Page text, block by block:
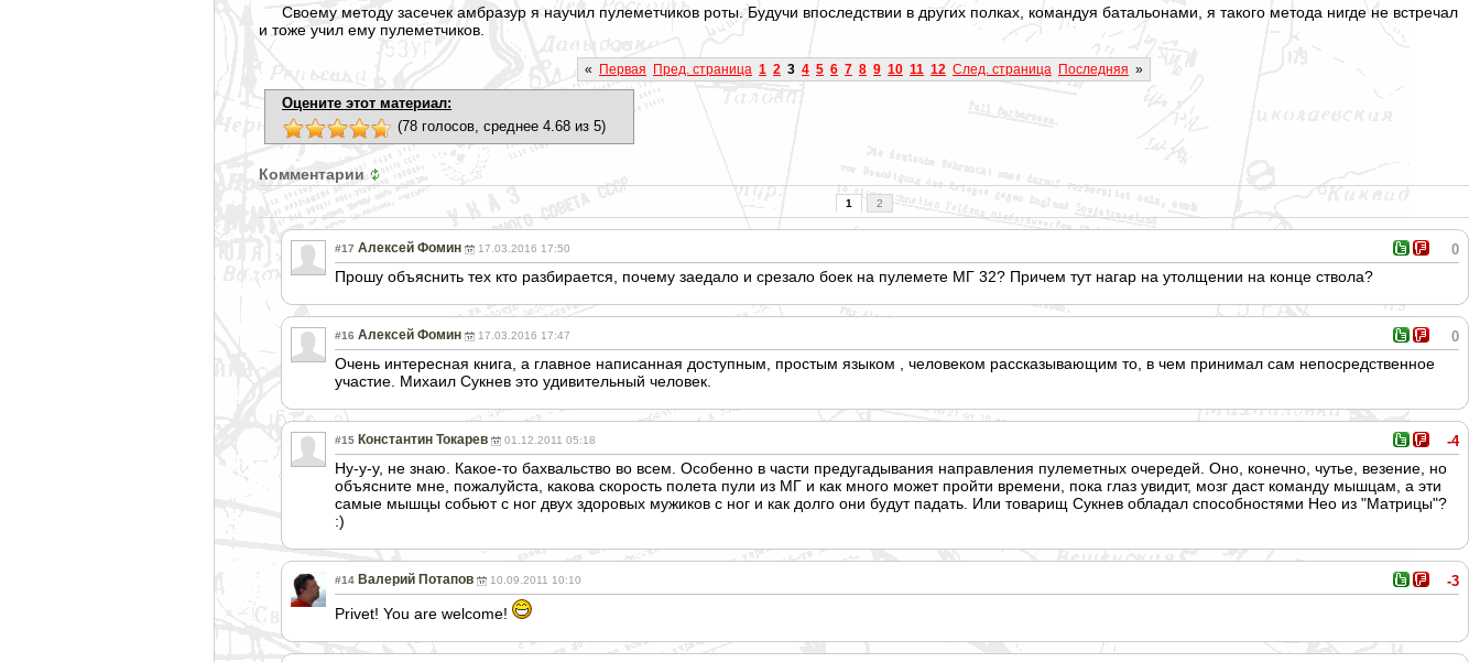
Своему методу засечек амбразур я научил пулеметчиков роты. Будучи впоследствии в других полках, командуя батальонами, я такого метода нигде не встречал
и тоже учил ему пулеметчиков.
« Первая Пред. страница 1 2 3 4 5 6 7 8 9 10 11 12 След. страница Последняя »
Оцените этот материал:
(78 голосов, среднее 4.68 из 5)
Комментарии
1 2
0
#17 Алексей Фомин 17.03.2016 17:50
Прошу объяснить тех кто разбирается, почему заедало и срезало боек на пулемете МГ 32? Причем тут нагар на утолщении на конце ствола?
0
#16 Алексей Фомин 17.03.2016 17:47
Очень интересная книга, а главное написанная доступным, простым языком , человеком рассказывающим то, в чем принимал сам непосредственное
участие. Михаил Сукнев это удивительный человек.
-4
#15 Константин Токарев 01.12.2011 05:18
Ну-у-у, не знаю. Какое-то бахвальство во всем. Особенно в части предугадывания направления пулеметных очередей. Оно, конечно, чутье, везение, но
объясните мне, пожалуйста, какова скорость полета пули из МГ и как много может пройти времени, пока глаз увидит, мозг даст команду мышцам, а эти
самые мышцы собьют с ног двух здоровых мужиков с ног и как долго они будут падать. Или товарищ Сукнев обладал способностями Нео из "Матрицы"?
:)
-3
#14 Валерий Потапов 10.09.2011 10:10
Privet! You are welcome!